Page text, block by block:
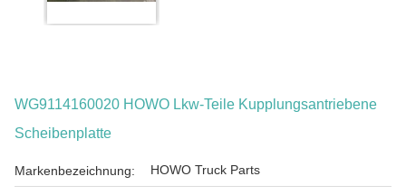
WG9114160020 HOWO Lkw-Teile Kupplungsantriebene
Scheibenplatte
Markenbezeichnung: HOWO Truck Parts